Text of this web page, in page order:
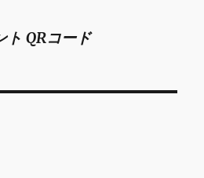
ト QRコード